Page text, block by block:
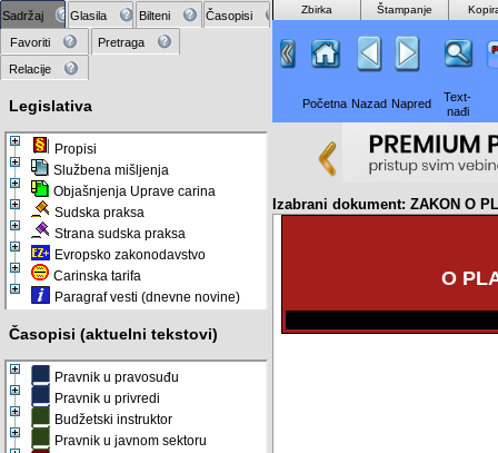
Sadržaj Glasila Bilteni
Časopisi
Favoriti
Pretraga
Relacije
Legislativa
Propisi
Službena mišljenja
Objašnjenja Uprave carina
Sudska praksa
Strana sudska praksa
Evropsko zakonodavstvo
Carinska tarifa
Paragraf vesti (dnevne novine)
Časopisi (aktuelni tekstovi)
Pravnik u pravosuđu
Pravnik u privredi
Budžetski instruktor
Pravnik u javnom sektoru
Zbirka Štampanje
Početna Nazad Napred
Text-
nađi
Izabrani dokument: ZAKON O
O